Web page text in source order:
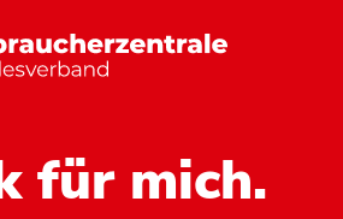
für mich.